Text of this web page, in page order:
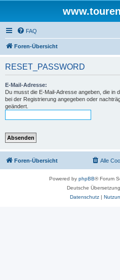
FAQ
Foren-Übersicht
RESET_PASSWORD
E-Mail-Adresse:
Du musst die E-Mail-Adresse angeben, die in
bei der Registrierung angegeben oder
geändert.
Foren-Übersicht Alle
Powered by phpBB® Forum
Deutsche
Datenschutz|